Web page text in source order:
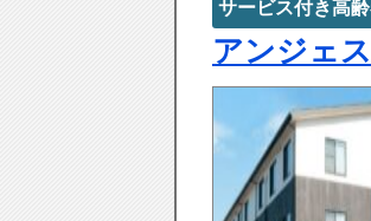
サービス付き高
アンジェ